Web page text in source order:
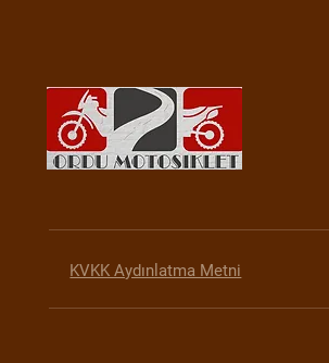
KVKK Aydınlatma Metni